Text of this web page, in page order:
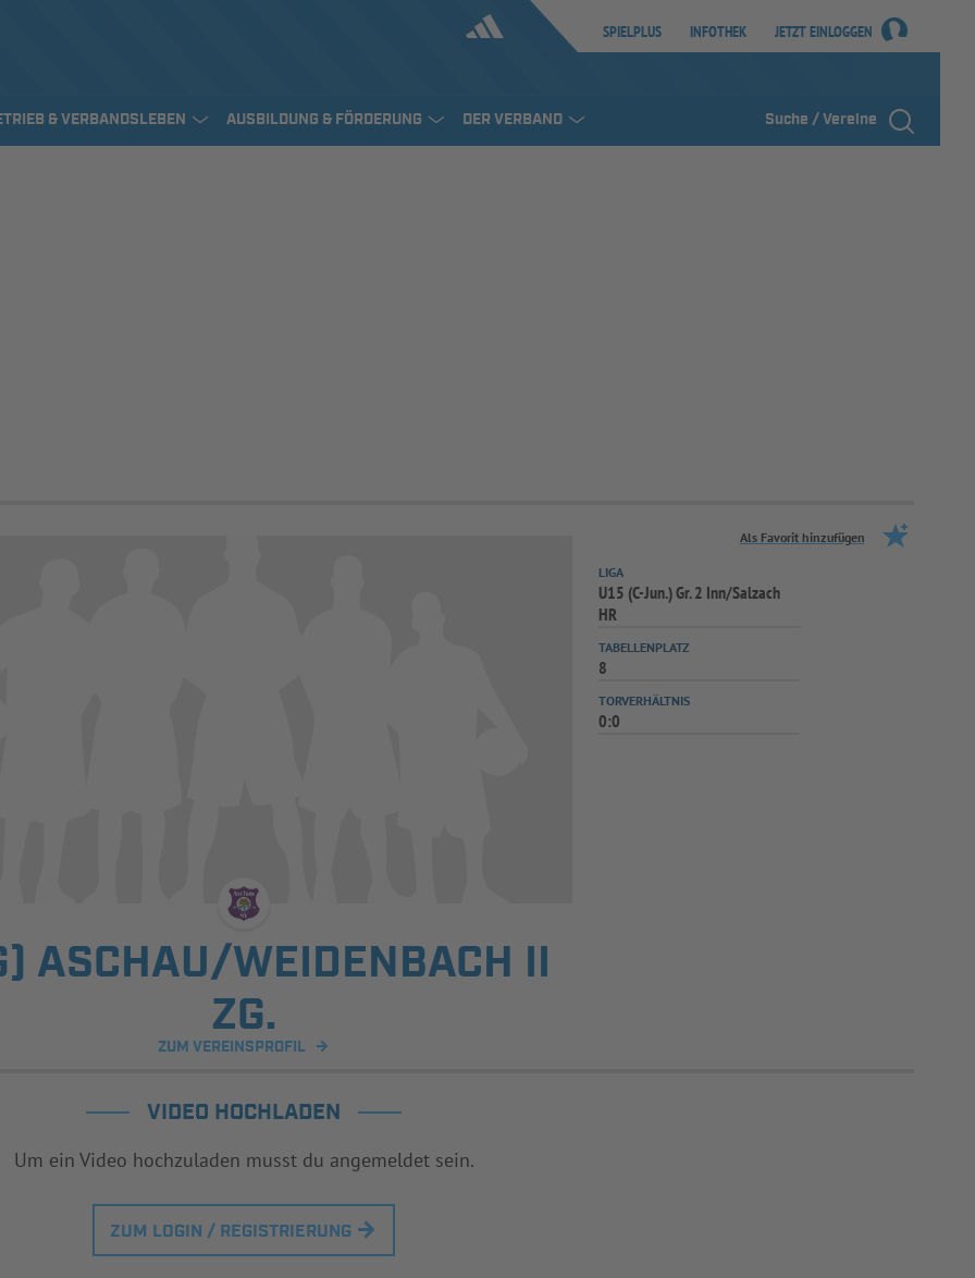
SPIELPLUS INFOTHEK JETZT EINLOGGEN
& VERBANDSLEBEN AUSBILDUNG & FÖRDERUNG DER VERBAND Suche / Vereine
Als Favorit hinzufügen
ASCHAU/WEIDENBACH II
ZG.
ZUM VEREINSPROFIL
LIGA
U15 (C-Jun.) Gr. 2 Inn/Salzach
HR
TABELLENPLATZ
8
TORVERHÄLTNIS
0:0
VIDEO HOCHLADEN
Um ein Video hochzuladen musst du angemeldet sein.
ZUM LOGIN / REGISTRIERUNG